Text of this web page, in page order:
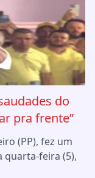
do
pra frente”
(PP), fez um
quarta-feira (5),